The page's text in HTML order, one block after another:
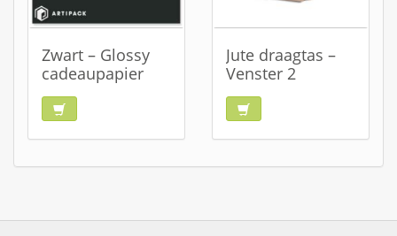
Zwart – Glossy
cadeaupapier
Jute draagtas –
Venster 2